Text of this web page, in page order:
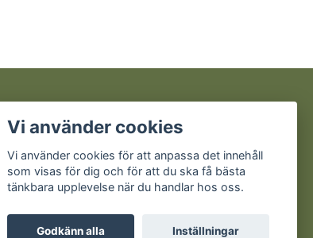
Facebook
Instagram
Vi använder cookies
Vi använder cookies för att anpassa det innehåll
som visas för dig och för att du ska få bästa
tänkbara upplevelse när du handlar hos oss.
Godkänn alla Inställningar